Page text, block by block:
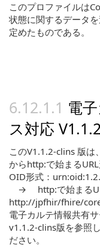
このプロファイルは
状態に関するデータ
定めたものである。
電
ス対応
このV1.1.2-clins 版は
からhttp:で始まる
OID形式：
→ http:で始まる
http://jpfhir/fhire/
電子カルテ情報共有
v1.1.2-clins版を参照
ださい。